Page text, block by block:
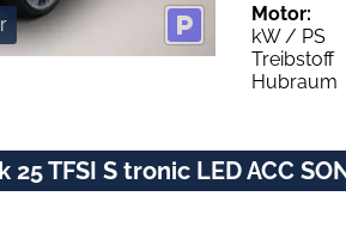
Motor:
kW / PS
Treibstoff
Hubraum
TFSI S tronic LED ACC